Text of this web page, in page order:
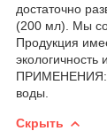
достаточно
(200 мл). Мы
Продукция
ПРИМЕНЕНИЯ:
воды.
Скрыть